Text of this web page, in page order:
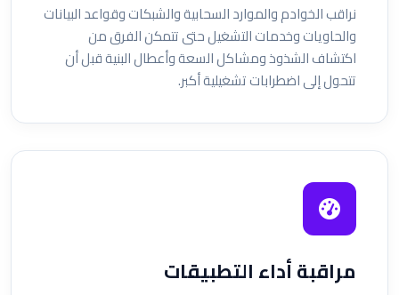
نراقب الخوادم والموارد السحابية والشبكات وقواعد البيانات
والحاويات وخدمات التشغيل حتى تتمكن الفرق من
اكتشاف الشذوذ ومشاكل السعة وأعطال البنية قبل أن
تتحول إلى اضطرابات تشغيلية أكبر.
مراقبة أداء التطبيقات